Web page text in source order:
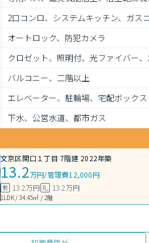
2口コンロ、システムキッチン、ガス
オートロック、防犯カメラ
クロゼット、照明付、光ファイバー
バルコニー、二階以上
エレベーター、駐輪場、宅配ボックス
下水、公営水道、都市ガス
文京区関口１丁目 7階建 2022年築
13.2万円/管理費12,000円
敷 13.2万円 礼 13.2万円
1LDK / 34.45㎡ / 2階